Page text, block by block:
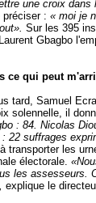
une croix
préciser : « moi je
Sur les 395
Gbagbo
ce qui peut
tard, Samuel
solennelle, il
: 84. Nicolas
22 suffrages
transporter les
électorale.
les assesseurs.
explique le